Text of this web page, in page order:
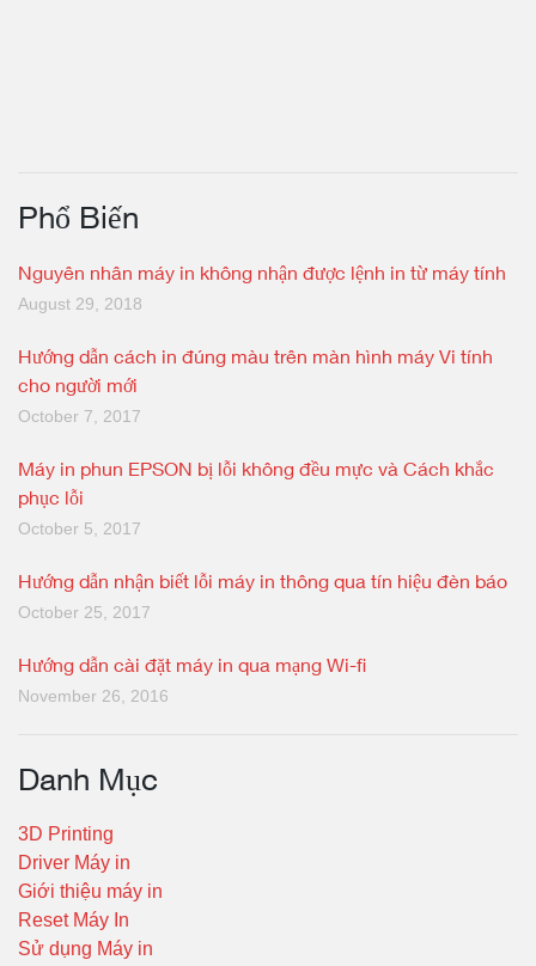
Phổ Biến
Nguyên nhân máy in không nhận được lệnh in từ máy tính
August 29, 2018
Hướng dẫn cách in đúng màu trên màn hình máy Vi tính
cho người mới
October 7, 2017
Máy in phun EPSON bị lỗi không đều mực và Cách khắc
phục lỗi
October 5, 2017
Hướng dẫn nhận biết lỗi máy in thông qua tín hiệu đèn báo
October 25, 2017
Hướng dẫn cài đặt máy in qua mạng Wi-fi
November 26, 2016
Danh Mục
3D Printing
Driver Máy in
Giới thiệu máy in
Reset Máy In
Sử dụng Máy in